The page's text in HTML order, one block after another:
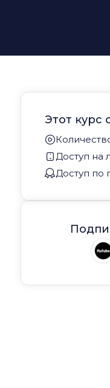
Этот курс
Доступ на
Доступ по